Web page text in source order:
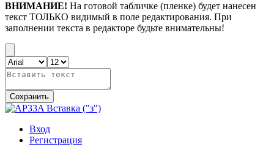
ВНИМАНИЕ! На готовой табличке (пленке) будет нанесен
текст ТОЛЬКО видимый в поле редактирования. При
заполнении текста в редакторе будьте внимательны!
Сохранить
Вход
Регистрация